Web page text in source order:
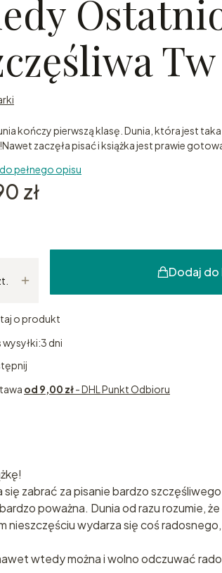
Tw
kończy pierwszą klasę. Dunia, która jest
zaczęła pisać i książka jest prawie
pełnego opisu
zł
Dodaj do
o produkt
wysyłki:3 dni
od 9,00 zł- DHL Punkt Odbioru
zabrać za pisanie bardzo szczęśliwego
poważna. Dunia od razu rozumie,
nieszczęściu wydarza się coś
wtedy można i wolno odczuwać